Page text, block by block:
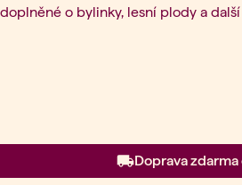
doplněné o bylinky, lesní plody a
Doprava